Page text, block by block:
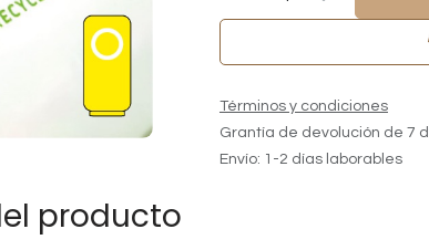
Términos y condiciones
Grantía de devolución de 7
Envío: 1-2 días laborables
producto